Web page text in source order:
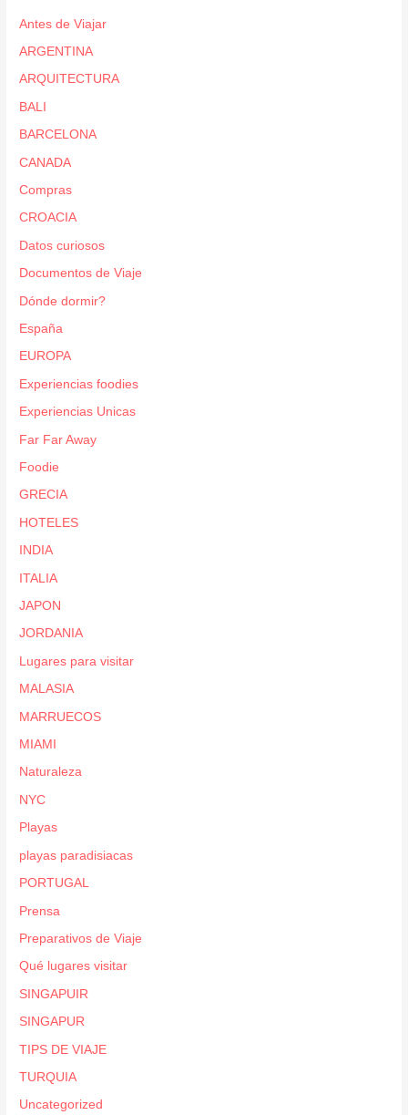
Antes de Viajar
ARGENTINA
ARQUITECTURA
BALI
BARCELONA
CANADA
Compras
CROACIA
Datos curiosos
Documentos de Viaje
Dónde dormir?
España
EUROPA
Experiencias foodies
Experiencias Unicas
Far Far Away
Foodie
GRECIA
HOTELES
INDIA
ITALIA
JAPON
JORDANIA
Lugares para visitar
MALASIA
MARRUECOS
MIAMI
Naturaleza
NYC
Playas
playas paradisiacas
PORTUGAL
Prensa
Preparativos de Viaje
Qué lugares visitar
SINGAPUIR
SINGAPUR
TIPS DE VIAJE
TURQUIA
Uncategorized